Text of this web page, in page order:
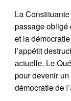
La
passage obligé
et la
l’appétit
actuelle. Le
pour devenir
démocratie de